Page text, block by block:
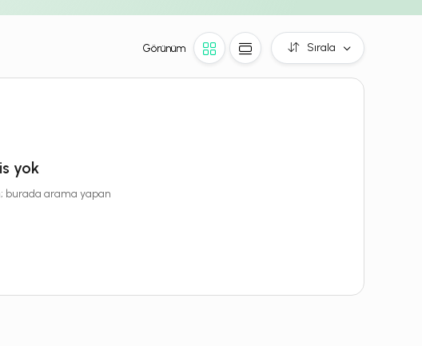
Görünüm Sırala
yok
burada arama yapan